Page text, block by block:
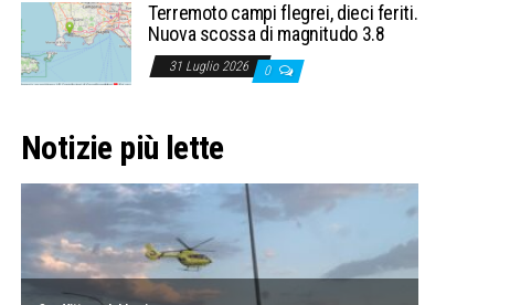
Terremoto campi flegrei, dieci feriti.
Nuova scossa di magnitudo 3.8
31 Luglio 2026 0
Notizie più lette